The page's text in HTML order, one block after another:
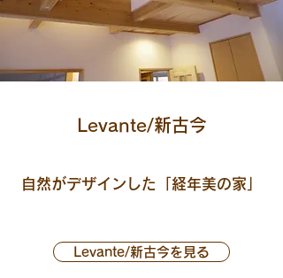
Levante/新古今
自然がデザインした「経年美の家」
​Levante/新古今を見る